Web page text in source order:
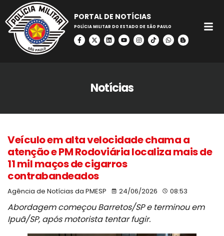
PORTAL DE NOTÍCIAS
POLÍCIA MILITAR DO ESTADO DE SÃO PAULO
Notícias
Veículo em alta velocidade chama a
atenção e PM Rodoviária localiza mais de
11 mil maços de cigarros
contrabandeados
Agência de Notícias da PMESP 24/06/2026 08:53
Abordagem começou Barretos/SP e terminou em
Ipuã/SP, após motorista tentar fugir.